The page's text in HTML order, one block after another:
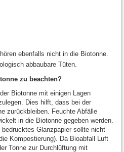
ebenfalls nicht in die Biotonne.
abbaubare Tüten.
zu beachten?
Biotonne mit einigen Lagen
Dies hilft, dass bei der
zurückbleiben. Feuchte Abfälle
in die Biotonne gegeben werden.
Glanzpapier sollte nicht
Kompostierung). Da Bioabfall Luft
Tonne zur Durchlüftung mit